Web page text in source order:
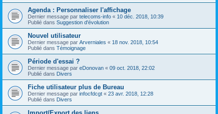
Agenda : Personnaliser l'affichage
Dernier message par telecoms-info « 10 déc. 2018, 10:39
Publié dans Suggestion d'évolution
Nouvel utilisateur
Dernier message par Arverniales « 18 nov. 2018, 10:54
Publié dans Témoignage
Période d'essai ?
Dernier message par eDonovan « 09 oct. 2018, 22:02
Publié dans Divers
Fiche utilisateur plus de Bureau
Dernier message par infocfdcgt « 23 avr. 2018, 12:28
Publié dans Divers
Import/Export des liens